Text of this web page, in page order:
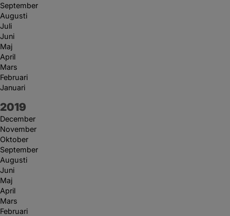
September
Augusti
Juli
Juni
Maj
April
Mars
Februari
Januari
År:
2019
December
November
Oktober
September
Augusti
Juni
Maj
April
Mars
Februari